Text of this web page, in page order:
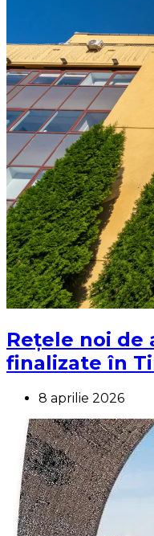
Rețele noi de
finalizate în
8 aprilie 2026